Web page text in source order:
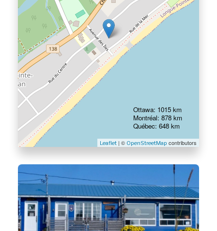
Leaflet| © OpenStreetMap contributors
Ottawa: 1015 km
Montréal: 878 km
Québec: 648 km